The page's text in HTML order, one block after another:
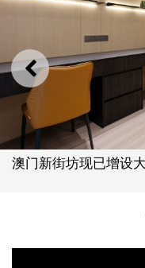
上一则
澳门新街坊现已增设